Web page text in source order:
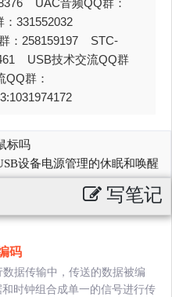
UAC音频QQ群：
331552032
：258159197 STC-
USB技术交流QQ群
群：
标吗
设备电源管理的休眠和唤醒
写笔记
码
据传输中，传送的数据被编
时钟组合成单一的信号进行传